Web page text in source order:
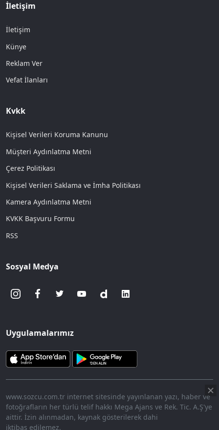
İletişim
İletişim
Künye
Reklam Ver
Vefat İlanları
Kvkk
Kişisel Verileri Koruma Kanunu
Müşteri Aydınlatma Metni
Çerez Politikası
Kişisel Verileri Saklama ve İmha Politikası
Kamera Aydınlatma Metni
KVKK Başvuru Formu
RSS
Sosyal Medya
Uygulamalarımız
www.sozcu.com.tr internet sitesinde yayınlanan yazı, haber ve
fotoğrafların her türlü telif hakkı Mega Ajans ve Rek. Tic. A.Ş'ye
aittir. İzin alınmadan, kaynak gösterilerek dahi
iktibas edilemez.